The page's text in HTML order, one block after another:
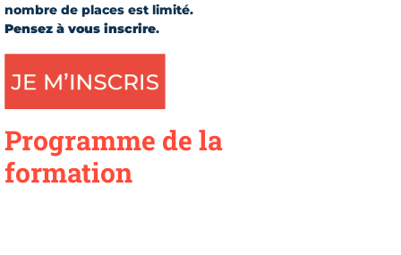
nombre de places est limité.
Pensez à vous inscrire.
Programme de la
formation